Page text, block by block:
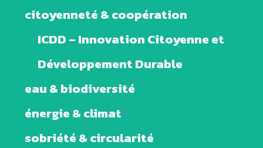
citoyenneté & coopération
ICDD – Innovation Citoyenne et
Développement Durable
eau & biodiversité
énergie & climat
sobriété & circularité